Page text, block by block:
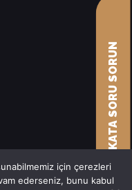
için çerezleri
ederseniz, bunu kabul
AVUKATA SORU SORUN